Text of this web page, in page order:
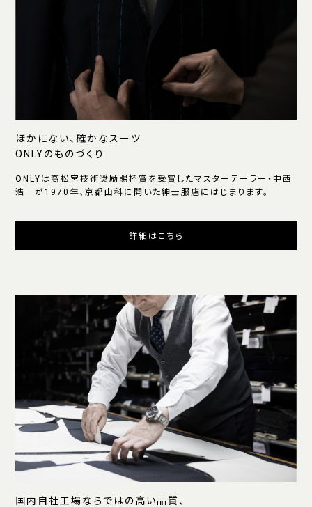
ほかにない、確かなスーツ
ONLYのものづくり
ONLYは高松宮技術奨励賜杯賞を受賞したマスターテーラー・中西
浩一が1970年、京都山科に開いた紳士服店にはじまります。
詳細はこちら
国内自社工場ならではの高い品質、